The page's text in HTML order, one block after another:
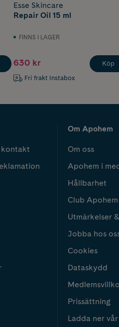
Esse Skincare
Repair Oil 15 ml
FINNS I LAGER
630 kr
Fri frakt Instabox
Köp
kontakt
Om Apohem
Om oss
Apohem i
Hållbarhet
Club Apohem
Utmärkelser
Jobba hos
Cookies
Dataskydd
Prissättning
Ladda ner